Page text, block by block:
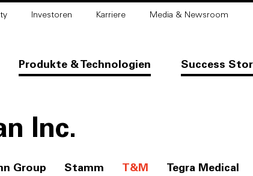
Investoren Karriere
Media & Newsroom
Produkte & Technologien Success
Inc.
Group Stamm T&M Tegra Medical